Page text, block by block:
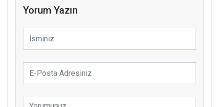
Yorum Yazın